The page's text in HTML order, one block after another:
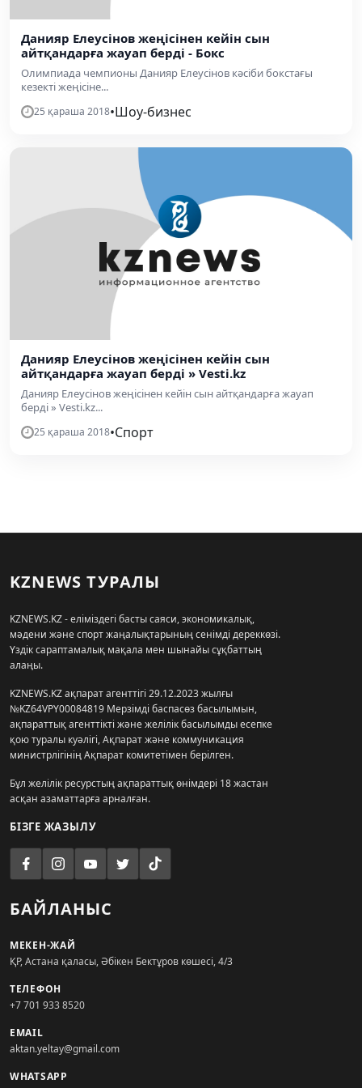
Данияр Елеусінов жеңісінен кейін сын
айтқандарға жауап берді - Бокс
Олимпиада чемпионы Данияр Елеусінов кәсіби бокстағы
кезекті жеңісіне...
25 қараша 2018•Шоу-бизнес
Данияр Елеусінов жеңісінен кейін сын
айтқандарға жауап берді » Vesti.kz
Данияр Елеусінов жеңісінен кейін сын айтқандарға жауап
берді » Vesti.kz...
25 қараша 2018•Спорт
KZNEWS ТУРАЛЫ
KZNEWS.KZ - еліміздегі басты саяси, экономикалық,
мәдени және спорт жаңалықтарының сенімді дереккөзі.
Үздік сараптамалық мақала мен шынайы сұқбаттың
алаңы.
KZNEWS.KZ ақпарат агенттігі 29.12.2023 жылғы
№KZ64VPY00084819 Мерзімді баспасөз басылымын,
ақпараттық агенттікті және желілік басылымды есепке
қою туралы куәлігі, Ақпарат және коммуникация
министрлігінің Ақпарат комитетімен берілген.
Бұл желілік ресурстың ақпараттық өнімдері 18 жастан
асқан азаматтарға арналған.
БІЗГЕ ЖАЗЫЛУ
БАЙЛАНЫС
МЕКЕН-ЖАЙ
ҚР, Астана қаласы, Әбікен Бектұров көшесі, 4/3
ТЕЛЕФОН
+7 701 933 8520
EMAIL
aktan.yeltay@gmail.com
WHATSAPP